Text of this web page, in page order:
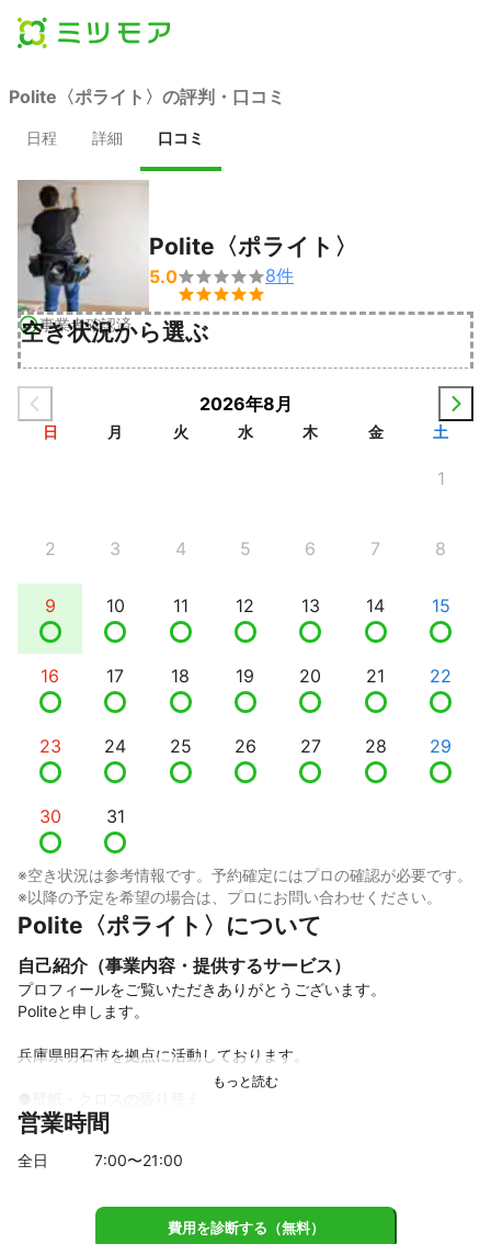
Polite〈ポライト〉の評判・口コミ
日程 詳細 口コミ
事業者確認済
Polite〈ポライト〉
5.0

8件
空き状況から選ぶ
2026年8月
日 月 火 水 木 金 土
1
2 3 4 5 6 7 8
9 10 11 12 13 14 15
16 17 18 19 20 21 22
23 24 25 26 27 28 29
30 31
※空き状況は参考情報です。予約確定にはプロの確認が必要です。
※以降の予定を希望の場合は、プロにお問い合わせください。
Polite〈ポライト〉について
自己紹介（事業内容・提供するサービス）
プロフィールをご覧いただきありがとうございます。
Politeと申します。
兵庫県明石市を拠点に活動しております。
●物件の原状回復
よろしくお願い致します。
営業時間
全日 7:00〜21:00
費用を診断する（無料）